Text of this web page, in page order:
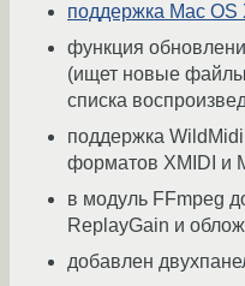
поддержка Mac OS
функция
(ищет новые файлы
списка
поддержка
форматов XMIDI и
в модуль FFmpeg
ReplayGain и
добавлен